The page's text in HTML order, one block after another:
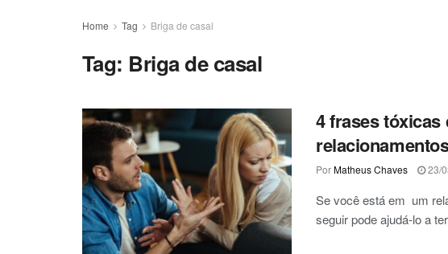
Home Tag Briga de casal
Tag: Briga de casal
4 frases tóxicas
PorMatheus Chaves 23/
Se você está em um
seguir pode ajudá-lo a